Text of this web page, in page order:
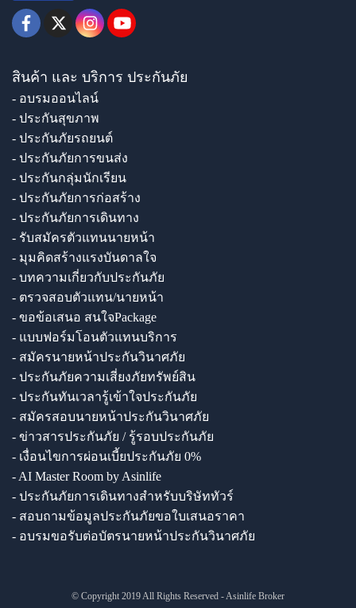
สินค้า และ บริการ ประกันภัย
- อบรมออนไลน์
- ประกันสุขภาพ
- ประกันภัยรถยนต์
- ประกันภัยการขนส่ง
- ประกันกลุ่มนักเรียน
- ประกันภัยการก่อสร้าง
- ประกันภัยการเดินทาง
- รับสมัครตัวแทนนายหน้า
- มุมคิดสร้างแรงบันดาลใจ
- บทความเกี่ยวกับประกันภัย
- ตรวจสอบตัวแทน/นายหน้า
- ขอข้อเสนอ สนใจPackage
- แบบฟอร์มโอนตัวแทนบริการ
- สมัครนายหน้าประกันวินาศภัย
- ประกันภัยความเสี่ยงภัยทรัพย์สิน
- ประกันทันเวลารู้เข้าใจประกันภัย
- สมัครสอบนายหน้าประกันวินาศภัย
- ข่าวสารประกันภัย / รู้รอบประกันภัย
- เงื่อนไขการผ่อนเบี้ยประกันภัย 0%
- AI Master Room by Asinlife
- ประกันภัยการเดินทางสำหรับบริษัททัวร์
- สอบถามข้อมูลประกันภัยขอใบเสนอราคา
- อบรมขอรับต่อบัตรนายหน้าประกันวินาศภัย
© Copyright 2019 All Rights Reserved - Asinlife Broker